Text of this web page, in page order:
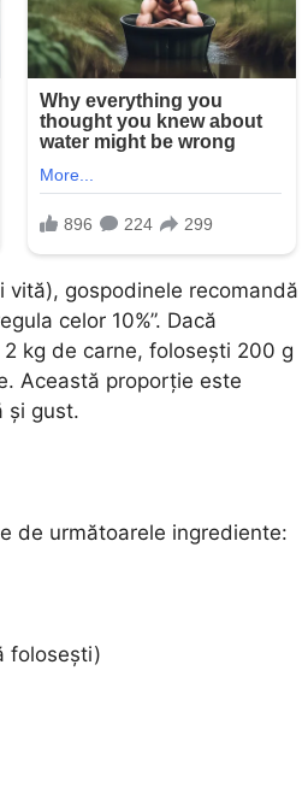
vită), gospodinele recomandă
celor 10%”. Dacă
kg de carne, folosești 200 g
Această proporție este
și gust.
de următoarele ingrediente:
folosești)